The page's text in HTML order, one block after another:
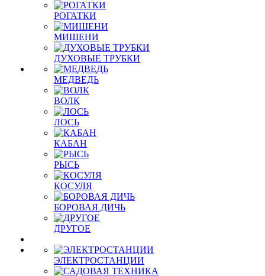
РОГАТКИ
МИШЕНИ
ДУХОВЫЕ ТРУБКИ
МЕДВЕДЬ
ВОЛК
ЛОСЬ
КАБАН
РЫСЬ
КОСУЛЯ
БОРОВАЯ ДИЧЬ
ДРУГОЕ
ЭЛЕКТРОСТАНЦИИ